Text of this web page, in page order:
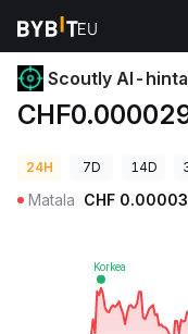
Kryptohinnat Scoutly
Scoutly AI-hinta
24H 7D 14D
Matala CHF